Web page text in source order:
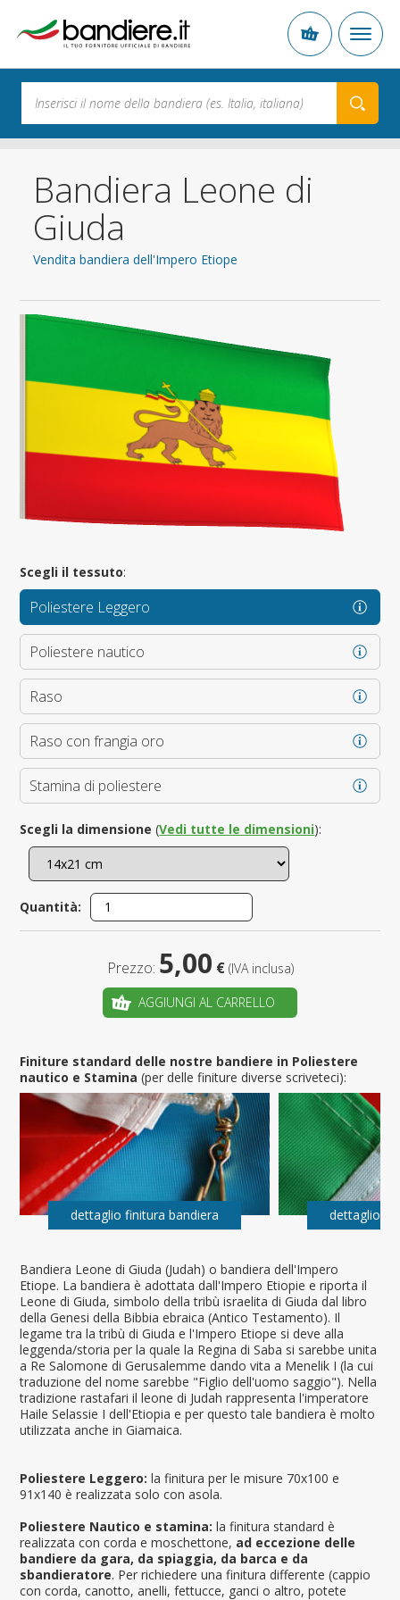
Bandiera Leone di
Giuda
Vendita bandiera dell'Impero Etiope
Bandiera Leone di Giuda (Judah) o bandiera dell'Impero
Etiope. La bandiera è adottata dall'Impero Etiopie e riporta il
Leone di Giuda, simbolo della tribù israelita di Giuda dal libro
della Genesi della Bibbia ebraica (Antico Testamento). Il
legame tra la tribù di Giuda e l'Impero Etiope si deve alla
leggenda/storia per la quale la Regina di Saba si sarebbe unita
a Re Salomone di Gerusalemme dando vita a Menelik I (la cui
traduzione del nome sarebbe "Figlio dell'uomo saggio"). Nella
tradizione rastafari il leone di Judah rappresenta l'imperatore
Haile Selassie I dell'Etiopia e per questo tale bandiera è molto
utilizzata anche in Giamaica.
Poliestere Leggero: la finitura per le misure 70x100 e
91x140 è realizzata solo con asola.
Poliestere Nautico e stamina: la finitura standard è
realizzata con corda e moschettone, ad eccezione delle
bandiere da gara, da spiaggia, da barca e da
sbandieratore. Per richiedere una finitura differente (cappio
con corda, canotto, anelli, fettucce, ganci o altro, potete
Scegli il tessuto:
Poliestere Leggero
Poliestere nautico
Raso
Raso con frangia oro
Stamina di poliestere
Scegli la dimensione (Vedi tutte le dimensioni):
Quantità:
Prezzo: 5,00 € (IVA inclusa)
AGGIUNGI AL CARRELLO
Finiture standard delle nostre bandiere in Poliestere
nautico e Stamina(per delle finiture diverse scriveteci):
dettaglio finitura bandiera dettaglio